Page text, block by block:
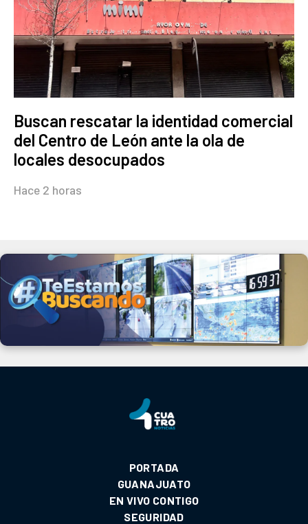
Buscan rescatar la identidad comercial
del Centro de León ante la ola de
locales desocupados
Hace 2 horas
PORTADA
GUANAJUATO
EN VIVO CONTIGO
SEGURIDAD